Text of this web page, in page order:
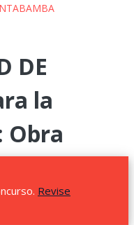
DE
la
Obra
Revise